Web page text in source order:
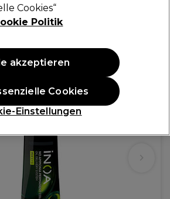
Cookies“
Politik
Einstellungen
Cookies
akzeptieren